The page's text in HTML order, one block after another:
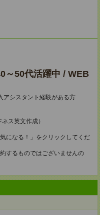
～50代活躍中 / WEB
アシスタント経験がある方
ス英文作成）
になる！」をクリックしてくだ
するものではございませんの